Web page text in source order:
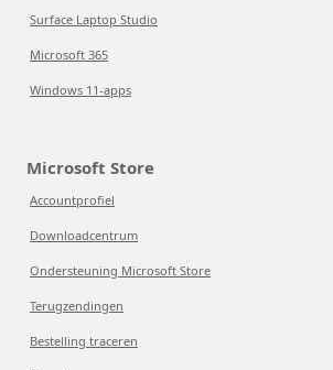
Surface Laptop Studio
Microsoft 365
Windows 11-apps
Microsoft Store
Accountprofiel
Downloadcentrum
Ondersteuning Microsoft Store
Terugzendingen
Bestelling traceren